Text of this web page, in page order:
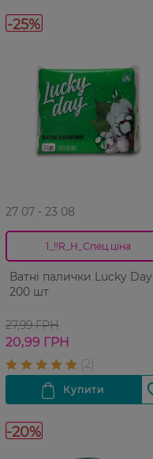
-25%
27 07 - 23 08
1_!!R_H_Спец.ціна
Ватні палички Lucky Day
200 шт
27,99 ГРН
20,99 ГРН
-20%